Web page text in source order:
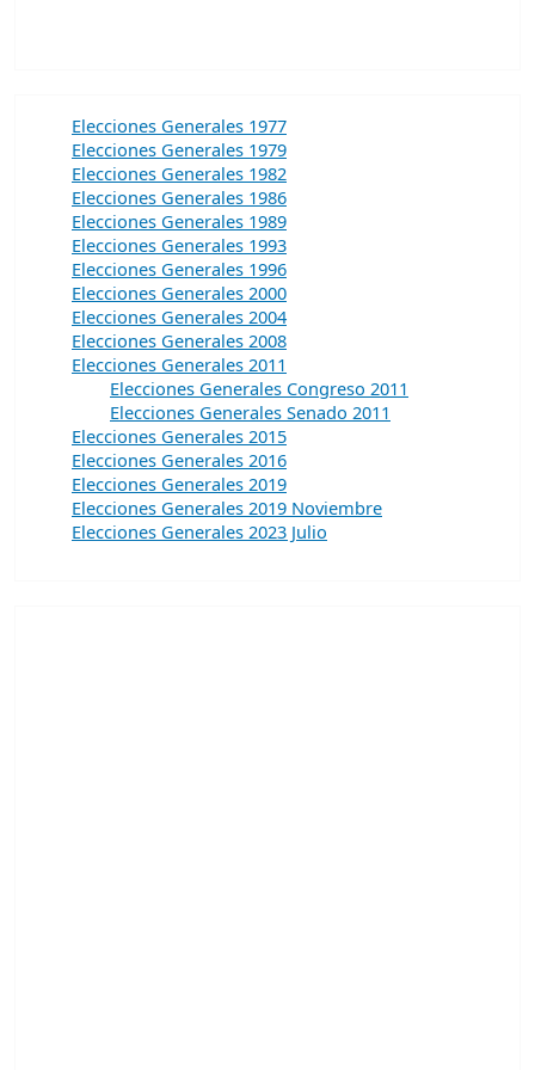
Elecciones Generales 1977
Elecciones Generales 1979
Elecciones Generales 1982
Elecciones Generales 1986
Elecciones Generales 1989
Elecciones Generales 1993
Elecciones Generales 1996
Elecciones Generales 2000
Elecciones Generales 2004
Elecciones Generales 2008
Elecciones Generales 2011
Elecciones Generales Congreso 2011
Elecciones Generales Senado 2011
Elecciones Generales 2015
Elecciones Generales 2016
Elecciones Generales 2019
Elecciones Generales 2019 Noviembre
Elecciones Generales 2023 Julio